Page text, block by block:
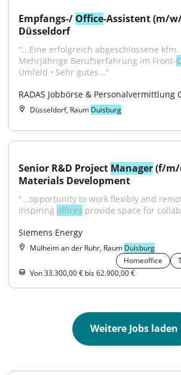
Empfangs-/ Office-Assistent (m/
Düsseldorf
"...Eine erfolgreich abgeschlossene kfm.
Mehrjährige Berufserfahrung im Front-
Umfeld • Sehr gutes..."
RADAS Jobbörse & Personalvermittlung
Düsseldorf, Raum Duisburg
Senior R&D Project Manager (f/m/
Materials Development
"...opportunity to work flexibly and
inspiring offices provide space for
Siemens Energy
Mülheim an der Ruhr, Raum Duisburg
Homeoffice
Von 33.300,00 € bis 62.900,00 €
Weitere Jobs laden